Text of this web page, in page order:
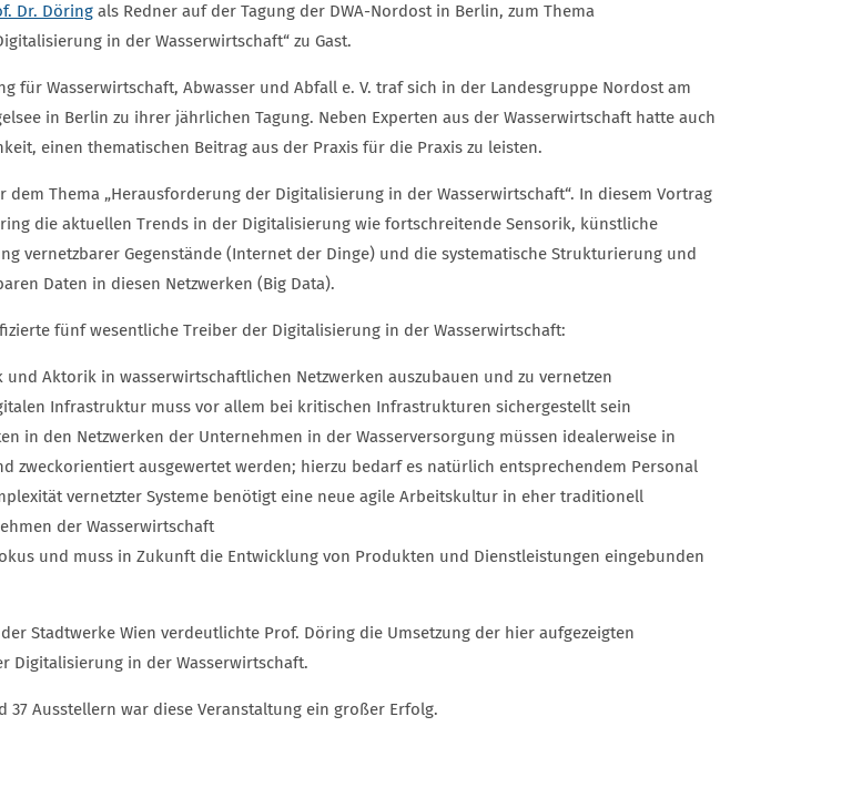
Dr. Döring als Redner auf der Tagung der DWA-Nordost in Berlin, zum Thema
in der Wasserwirtschaft“ zu Gast.
für Wasserwirtschaft, Abwasser und Abfall e. V. traf sich in der Landesgruppe Nordost am
in Berlin zu ihrer jährlichen Tagung. Neben Experten aus der Wasserwirtschaft hatte auch
einen thematischen Beitrag aus der Praxis für die Praxis zu leisten.
dem Thema „Herausforderung der Digitalisierung in der Wasserwirtschaft“. In diesem Vortrag
die aktuellen Trends in der Digitalisierung wie fortschreitende Sensorik, künstliche
vernetzbarer Gegenstände (Internet der Dinge) und die systematische Strukturierung und
Daten in diesen Netzwerken (Big Data).
fünf wesentliche Treiber der Digitalisierung in der Wasserwirtschaft:
und Aktorik in wasserwirtschaftlichen Netzwerken auszubauen und zu vernetzen
Infrastruktur muss vor allem bei kritischen Infrastrukturen sichergestellt sein
in den Netzwerken der Unternehmen in der Wasserversorgung müssen idealerweise in
zweckorientiert ausgewertet werden; hierzu bedarf es natürlich entsprechendem Personal
vernetzter Systeme benötigt eine neue agile Arbeitskultur in eher traditionell
der Wasserwirtschaft
und muss in Zukunft die Entwicklung von Produkten und Dienstleistungen eingebunden
Stadtwerke Wien verdeutlichte Prof. Döring die Umsetzung der hier aufgezeigten
Digitalisierung in der Wasserwirtschaft.
37 Ausstellern war diese Veranstaltung ein großer Erfolg.